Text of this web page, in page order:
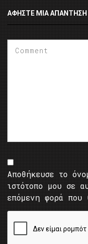
ΑΦΉΣΤΕ ΜΙΑ ΑΠΆΝΤΗΣΗ
Αποθήκευσε το
ιστότοπο μου σε
επόμενη φορά που